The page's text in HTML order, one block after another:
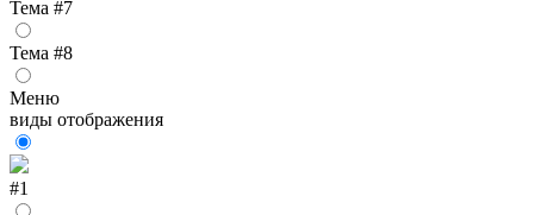
Тема #7
Тема #8
Меню
виды отображения
#1